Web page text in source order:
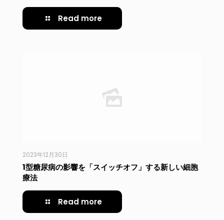
Read more
2023年12月30日
1型糖尿病の影響を「スイッチオフ」する新しい細胞
療法
Read more